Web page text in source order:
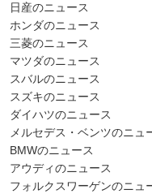
日産のニュース
ホンダのニュース
三菱のニュース
マツダのニュース
スバルのニュース
スズキのニュース
ダイハツのニュース
メルセデス・ベンツのニュ
BMWのニュース
アウディのニュース
フォルクスワーゲンのニュ